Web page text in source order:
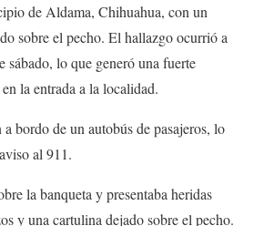
de Aldama, Chihuahua, con un
sobre el pecho. El hallazgo ocurrió a
sábado, lo que generó una fuerte
la entrada a la localidad.
bordo de un autobús de pasajeros, lo
al 911.
la banqueta y presentaba heridas
y una cartulina dejado sobre el pecho.